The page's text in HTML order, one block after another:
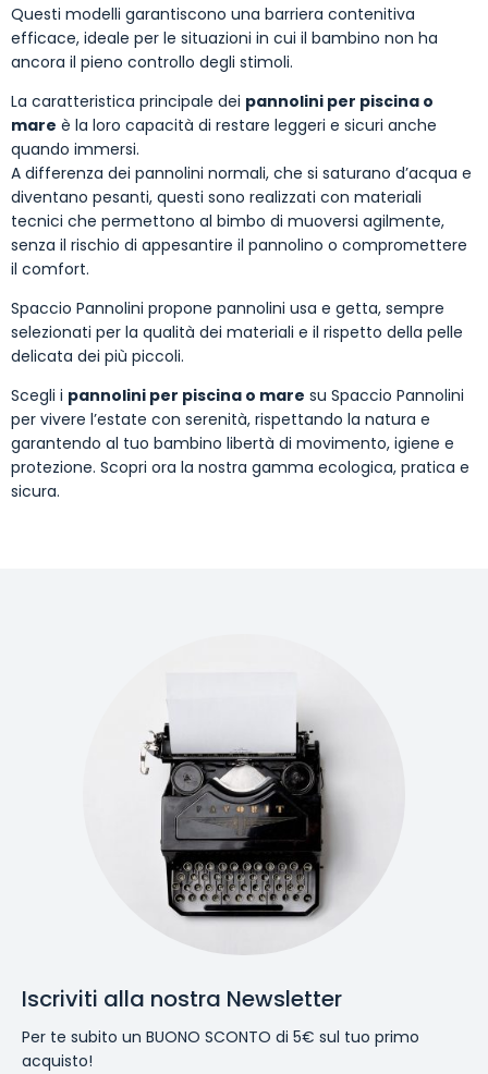
Questi modelli garantiscono una barriera contenitiva
efficace, ideale per le situazioni in cui il bambino non ha
ancora il pieno controllo degli stimoli.
La caratteristica principale dei pannolini per piscina o
mare è la loro capacità di restare leggeri e sicuri anche
quando immersi.
A differenza dei pannolini normali, che si saturano d’acqua e
diventano pesanti, questi sono realizzati con materiali
tecnici che permettono al bimbo di muoversi agilmente,
senza il rischio di appesantire il pannolino o compromettere
il comfort.
Spaccio Pannolini propone pannolini usa e getta, sempre
selezionati per la qualità dei materiali e il rispetto della pelle
delicata dei più piccoli.
Scegli i pannolini per piscina o mare su Spaccio Pannolini
per vivere l’estate con serenità, rispettando la natura e
garantendo al tuo bambino libertà di movimento, igiene e
protezione. Scopri ora la nostra gamma ecologica, pratica e
sicura.
Iscriviti alla nostra Newsletter
Per te subito un BUONO SCONTO di 5€ sul tuo primo
acquisto!